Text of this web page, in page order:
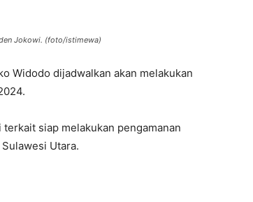
Jokowi. (foto/istimewa)
Widodo dijadwalkan akan melakukan
siap melakukan pengamanan
Utara.